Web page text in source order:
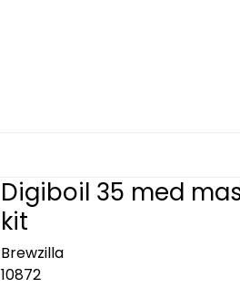
Digiboil 35 med
kit
Brewzilla
10872